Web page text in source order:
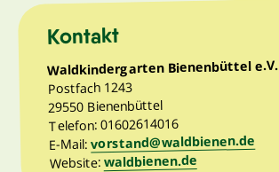
Kontakt
Waldkindergarten Bienenbüttel e.V.
Postfach 1243
29550 Bienenbüttel
Telefon: 01602614016
E-Mail:vorstand@waldbienen.de
Website:waldbienen.de